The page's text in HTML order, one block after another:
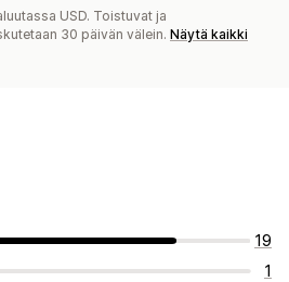
USD. Toistuvat ja
30 päivän välein. Näytä kaikki
19
1